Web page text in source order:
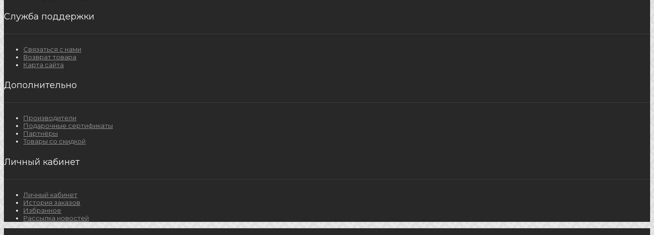
Служба поддержки
Связаться с нами
Возврат товара
Карта сайта
Дополнительно
Производители
Подарочные сертификаты
Партнёры
Товары со скидкой
Личный кабинет
Личный кабинет
История заказов
Избранное
Рассылка новостей